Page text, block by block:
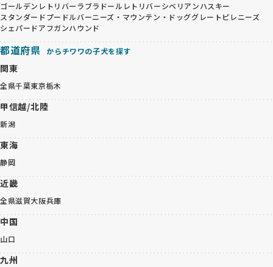
ゴールデンレトリバー ラブラドールレトリバーシベリアンハスキー
スタンダードプードルバーニーズ・マウンテン・ドッググレートピレニーズ
シェパードアフガンハウンド
都道府県 からチワワの子犬を探す
関東
全県千葉東京栃木
甲信越/北陸
新潟
東海
静岡
近畿
全県滋賀大阪兵庫
中国
山口
九州